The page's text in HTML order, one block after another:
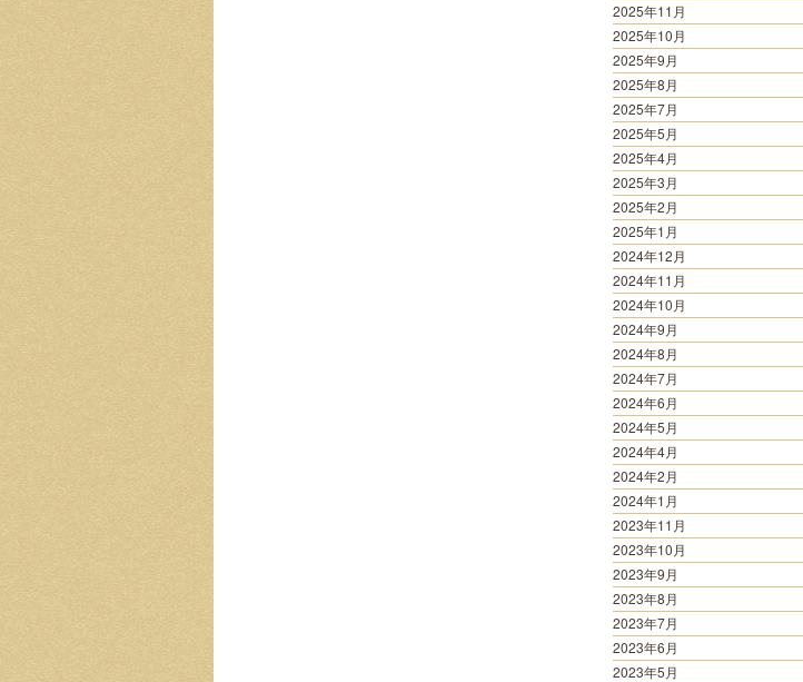
2025年11月
2025年10月
2025年9月
2025年8月
2025年7月
2025年5月
2025年4月
2025年3月
2025年2月
2025年1月
2024年12月
2024年11月
2024年10月
2024年9月
2024年8月
2024年7月
2024年6月
2024年5月
2024年4月
2024年2月
2024年1月
2023年11月
2023年10月
2023年9月
2023年8月
2023年7月
2023年6月
2023年5月